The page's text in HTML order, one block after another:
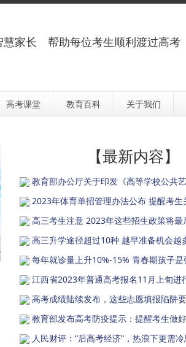
家长 帮助每位考生顺利渡过高
高考课堂 教育百科 关于我们
【最新内容】
教育部办公厅关于印发《高等学校公共
2023年体育单招管理办法公布 提醒考生
高三考生注意 2023年这些招生政策将最
高三升学途径超过10种 越早准备机会越
每年就诊量上升10%-15% 青春期孩子是
江西省2023年普通高考报名11月上旬进
高考成绩陆续发布，这些志愿填报陷阱
教育部发布高考防疫提示：提醒考生做
人民财评：“后高考经济”，热浪下更需